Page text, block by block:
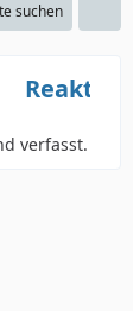
suchen
verfasst.